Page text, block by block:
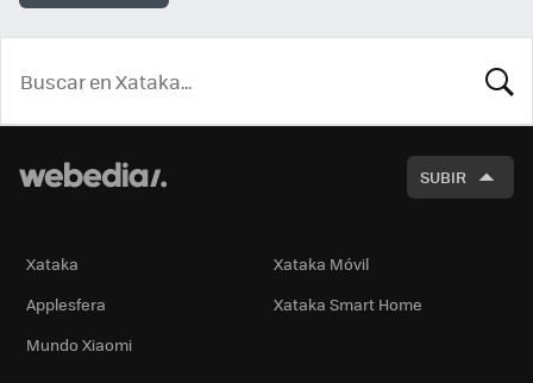
SUBIR
Xataka
Xataka Móvil
Applesfera
Xataka Smart Home
Mundo Xiaomi